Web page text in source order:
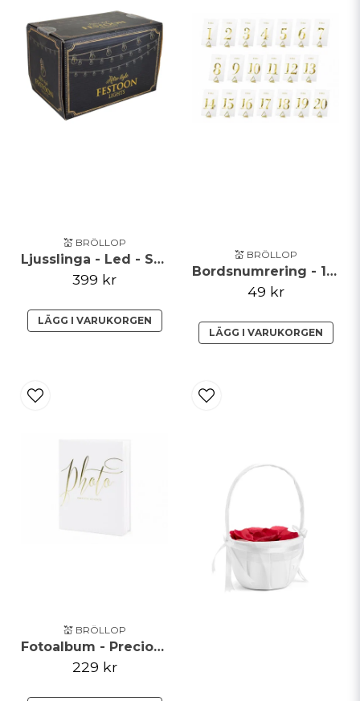
💒 BRÖLLOP
Ljusslinga - Led - Svart
399 kr
LÄGG I VARUKORGEN
💒 BRÖLLOP
Bordsnumrering - 1-20 - Clear/Guld
49 kr
LÄGG I VARUKORGEN
💒 BRÖLLOP
Fotoalbum - Precious moments
229 kr